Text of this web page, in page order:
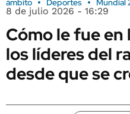
ámbito Deportes Mundial
8 de julio 2026 - 16:29
Cómo le fue en
los líderes del
desde que se